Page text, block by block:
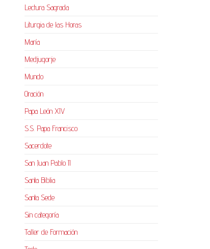
Lectura Sagrada
Liturgia de las Horas
María
Medjugorje
Mundo
Oración
Papa León XIV
S.S. Papa Francisco
Sacerdote
San Juan Pablo II
Santa Biblia
Santa Sede
Sin categoría
Taller de Formación